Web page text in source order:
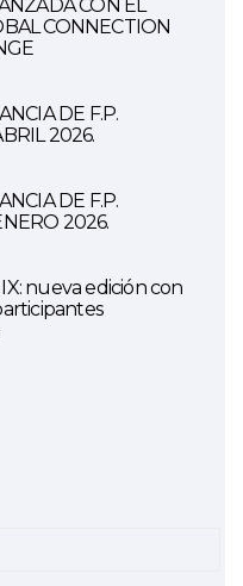
CON EL
CONNECTION
DE F.P.
2026.
DE F.P.
2026.
nueva edición con